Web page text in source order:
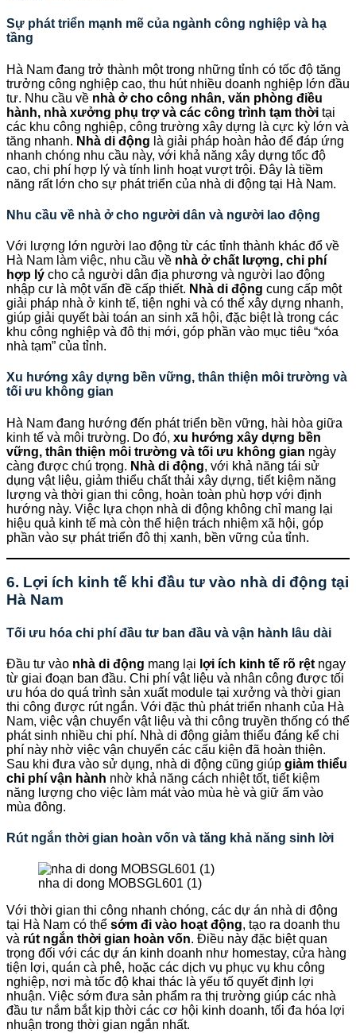
Sự phát triển mạnh mẽ của ngành công nghiệp và hạ
tầng
Hà Nam đang trở thành một trong những tỉnh có tốc độ tăng
trưởng công nghiệp cao, thu hút nhiều doanh nghiệp lớn đầu
tư. Nhu cầu về nhà ở cho công nhân, văn phòng điều
hành, nhà xưởng phụ trợ và các công trình tạm thời tại
các khu công nghiệp, công trường xây dựng là cực kỳ lớn và
tăng nhanh. Nhà di động là giải pháp hoàn hảo để đáp ứng
nhanh chóng nhu cầu này, với khả năng xây dựng tốc độ
cao, chi phí hợp lý và tính linh hoạt vượt trội. Đây là tiềm
năng rất lớn cho sự phát triển của nhà di động tại Hà Nam.
Nhu cầu về nhà ở cho người dân và người lao động
Với lượng lớn người lao động từ các tỉnh thành khác đổ về
Hà Nam làm việc, nhu cầu về nhà ở chất lượng, chi phí
hợp lý cho cả người dân địa phương và người lao động
nhập cư là một vấn đề cấp thiết. Nhà di động cung cấp một
giải pháp nhà ở kinh tế, tiện nghi và có thể xây dựng nhanh,
giúp giải quyết bài toán an sinh xã hội, đặc biệt là trong các
khu công nghiệp và đô thị mới, góp phần vào mục tiêu “xóa
nhà tạm” của tỉnh.
Xu hướng xây dựng bền vững, thân thiện môi trường và
tối ưu không gian
Hà Nam đang hướng đến phát triển bền vững, hài hòa giữa
kinh tế và môi trường. Do đó, xu hướng xây dựng bền
vững, thân thiện môi trường và tối ưu không gian ngày
càng được chú trọng. Nhà di động, với khả năng tái sử
dụng vật liệu, giảm thiểu chất thải xây dựng, tiết kiệm năng
lượng và thời gian thi công, hoàn toàn phù hợp với định
hướng này. Việc lựa chọn nhà di động không chỉ mang lại
hiệu quả kinh tế mà còn thể hiện trách nhiệm xã hội, góp
phần vào sự phát triển đô thị xanh, bền vững của tỉnh.
6. Lợi ích kinh tế khi đầu tư vào nhà di động tại
Hà Nam
Tối ưu hóa chi phí đầu tư ban đầu và vận hành lâu dài
Đầu tư vào nhà di động mang lại lợi ích kinh tế rõ rệt ngay
từ giai đoạn ban đầu. Chi phí vật liệu và nhân công được tối
ưu hóa do quá trình sản xuất module tại xưởng và thời gian
thi công được rút ngắn. Với đặc thù phát triển nhanh của Hà
Nam, việc vận chuyển vật liệu và thi công truyền thống có thể
phát sinh nhiều chi phí. Nhà di động giảm thiểu đáng kể chi
phí này nhờ việc vận chuyển các cấu kiện đã hoàn thiện.
Sau khi đưa vào sử dụng, nhà di động cũng giúp giảm thiểu
chi phí vận hành nhờ khả năng cách nhiệt tốt, tiết kiệm
năng lượng cho việc làm mát vào mùa hè và giữ ấm vào
mùa đông.
Rút ngắn thời gian hoàn vốn và tăng khả năng sinh lời
nha di dong MOBSGL601 (1)
Với thời gian thi công nhanh chóng, các dự án nhà di động
tại Hà Nam có thể sớm đi vào hoạt động, tạo ra doanh thu
và rút ngắn thời gian hoàn vốn. Điều này đặc biệt quan
trọng đối với các dự án kinh doanh như homestay, cửa hàng
tiện lợi, quán cà phê, hoặc các dịch vụ phục vụ khu công
nghiệp, nơi mà tốc độ khai thác là yếu tố quyết định lợi
nhuận. Việc sớm đưa sản phẩm ra thị trường giúp các nhà
đầu tư nắm bắt kịp thời các cơ hội kinh doanh, tối đa hóa lợi
nhuận trong thời gian ngắn nhất.